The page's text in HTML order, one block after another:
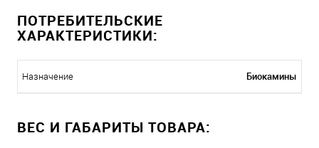
ПОТРЕБИТЕЛЬСКИЕ
ХАРАКТЕРИСТИКИ:
Назначение Биокамины
ВЕС И ГАБАРИТЫ ТОВАРА: